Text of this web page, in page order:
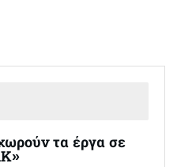
τα έργα σε